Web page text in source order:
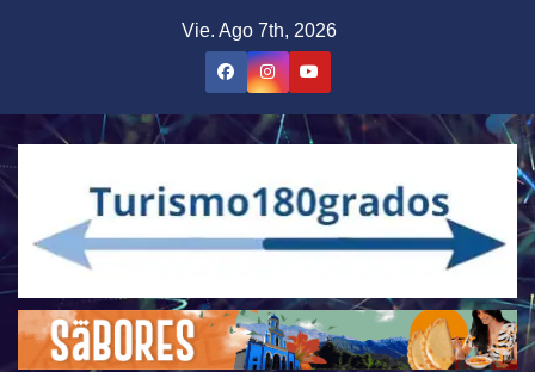
Vie. Ago 7th, 2026